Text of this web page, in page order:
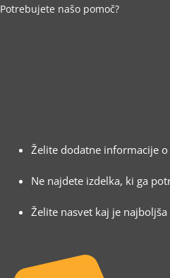
Potrebujete našo pomoč?
Želite dodatne informacije
Ne najdete izdelka, ki ga
Želite nasvet kaj je